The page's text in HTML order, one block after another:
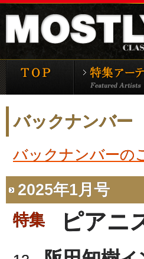
モーストリー・
バックナンバー
バックナンバーの
2025年1月号
特集
ピアニ